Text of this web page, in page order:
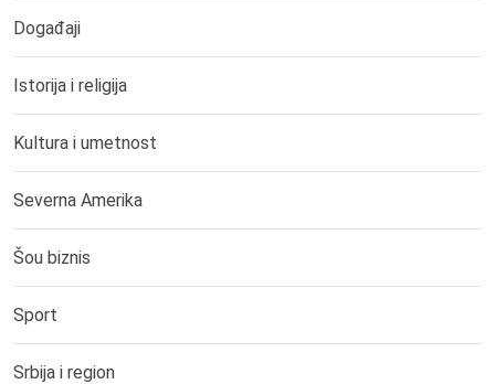
Događaji
Istorija i religija
Kultura i umetnost
Severna Amerika
Šou biznis
Sport
Srbija i region